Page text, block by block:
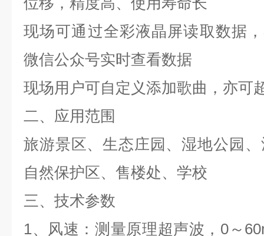
现场可通过全彩液晶屏读取数据
微信公众号实时查看数据
现场用户可自定义添加歌曲，亦可
二、应用范围
旅游景区、生态庄园、湿地公园
自然保护区、售楼处、学校
三、技术参数
1、风速：测量原理超声波，0～